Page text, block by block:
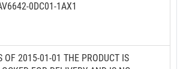
0DC01-1AX1
OF 2015-01-01 THE PRODUCT IS